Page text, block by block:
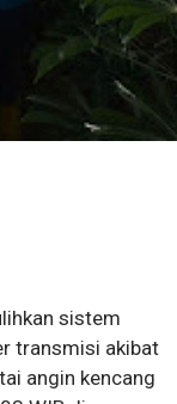
sistem
transmisi akibat
angin kencang